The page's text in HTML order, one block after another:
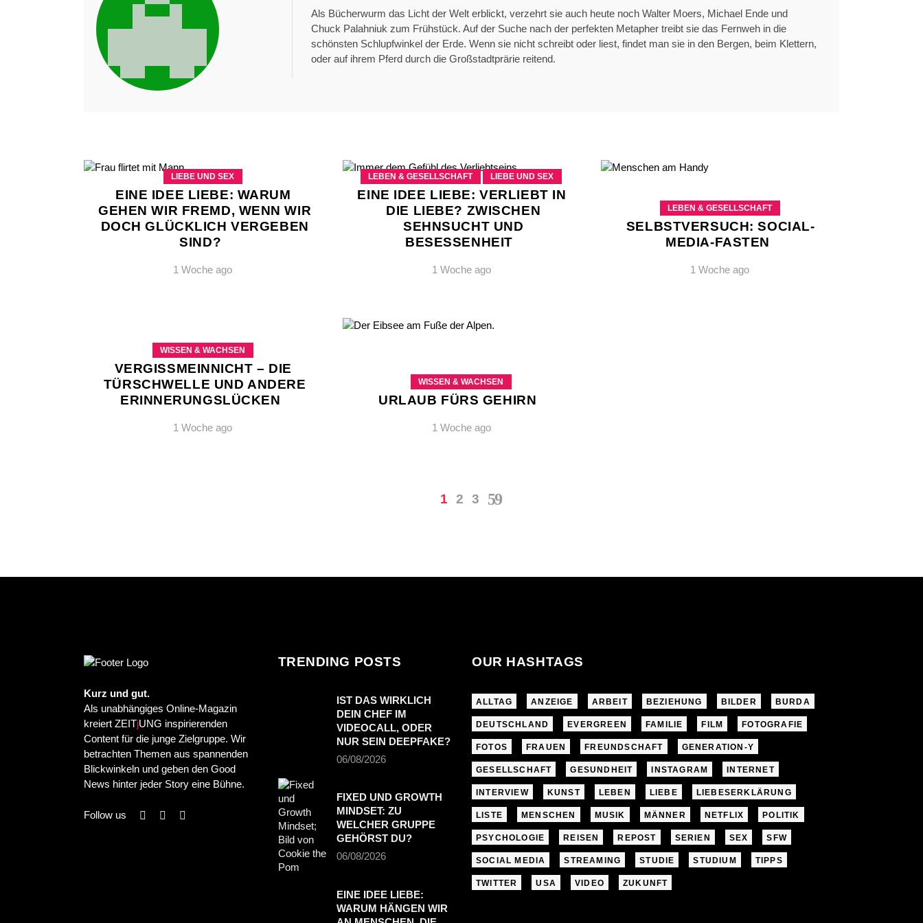
Als Bücherwurm das Licht der Welt erblickt, verzehrt sie auch heute noch Walter Moers, Michael Ende und
Chuck Palahniuk zum Frühstück. Auf der Suche nach der perfekten Metapher treibt sie das Fernweh in die
schönsten Schlupfwinkel der Erde. Wenn sie nicht schreibt oder liest, findet man sie in den Bergen, beim Klettern,
oder auf ihrem Pferd durch die Großstadtprärie reitend.
LIEBE UND SEX
EINE IDEE LIEBE: WARUM
GEHEN WIR FREMD, WENN WIR
DOCH GLÜCKLICH VERGEBEN
SIND?
1 Woche ago
LEBEN & GESELLSCHAFT LIEBE UND SEX
EINE IDEE LIEBE: VERLIEBT IN
DIE LIEBE? ZWISCHEN
SEHNSUCHT UND
BESESSENHEIT
1 Woche ago
LEBEN & GESELLSCHAFT
SELBSTVERSUCH: SOCIAL-
MEDIA-FASTEN
1 Woche ago
WISSEN & WACHSEN
VERGISSMEINNICHT – DIE
TÜRSCHWELLE UND ANDERE
ERINNERUNGSLÜCKEN
1 Woche ago
WISSEN & WACHSEN
URLAUB FÜRS GEHIRN
1 Woche ago
1 2 3
Kurz und gut.
Als unabhängiges Online-Magazin
kreiert ZEITjUNG inspirierenden
Content für die junge Zielgruppe. Wir
betrachten Themen aus spannenden
Blickwinkeln und geben den Good
News hinter jeder Story eine Bühne.
Follow us
TRENDING POSTS
IST DAS WIRKLICH
DEIN CHEF IM
VIDEOCALL, ODER
NUR SEIN DEEPFAKE?
06/08/2026
FIXED UND GROWTH
MINDSET: ZU
WELCHER GRUPPE
GEHÖRST DU?
06/08/2026
EINE IDEE LIEBE:
WARUM HÄNGEN WIR
OUR HASHTAGS
ALLTAG ANZEIGE ARBEIT BEZIEHUNG BILDER BURDA
DEUTSCHLAND EVERGREEN FAMILIE FILM FOTOGRAFIE
FOTOS FRAUEN FREUNDSCHAFT GENERATION-Y
GESELLSCHAFT GESUNDHEIT INSTAGRAM INTERNET
INTERVIEW KUNST LEBEN LIEBE LIEBESERKLÄRUNG
LISTE MENSCHEN MUSIK MÄNNER NETFLIX POLITIK
PSYCHOLOGIE REISEN REPOST SERIEN SEX SFW
SOCIAL MEDIA STREAMING STUDIE STUDIUM TIPPS
TWITTER USA VIDEO ZUKUNFT